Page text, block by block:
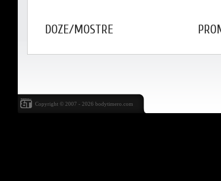
DOZE/MOSTRE
Copyright © 2007 - 2026 bodytimero.com